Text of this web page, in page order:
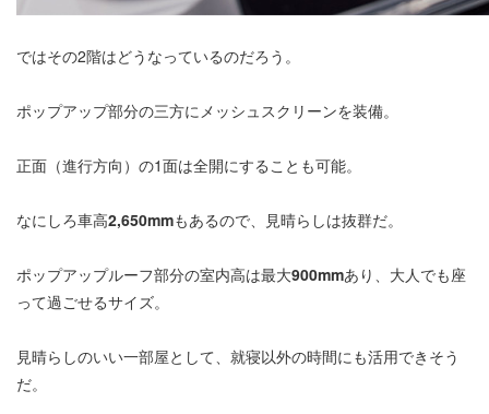
ではその2階はどうなっているのだろう。
ポップアップ部分の三方にメッシュスクリーンを装備。
正面（進行方向）の1面は全開にすることも可能。
なにしろ車高2,650mmもあるので、見晴らしは抜群だ。
ポップアップルーフ部分の室内高は最大900mmあり、大人でも座
って過ごせるサイズ。
見晴らしのいい一部屋として、就寝以外の時間にも活用できそう
だ。